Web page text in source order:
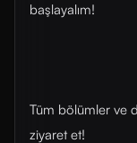
başlayalım!
Tüm bölümler ve
ziyaret et!